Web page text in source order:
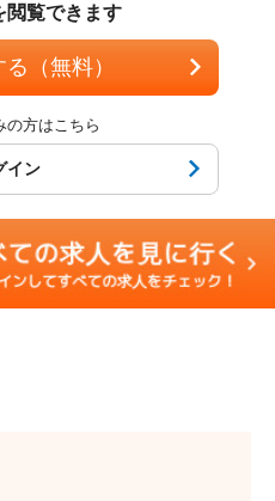
閲覧できます
（無料）
の方はこちら
イン